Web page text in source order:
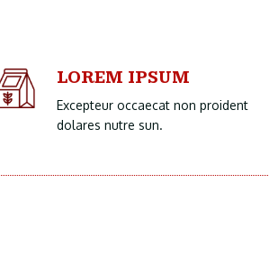
LOREM IPSUM
Excepteur occaecat non proident
dolares nutre sun.